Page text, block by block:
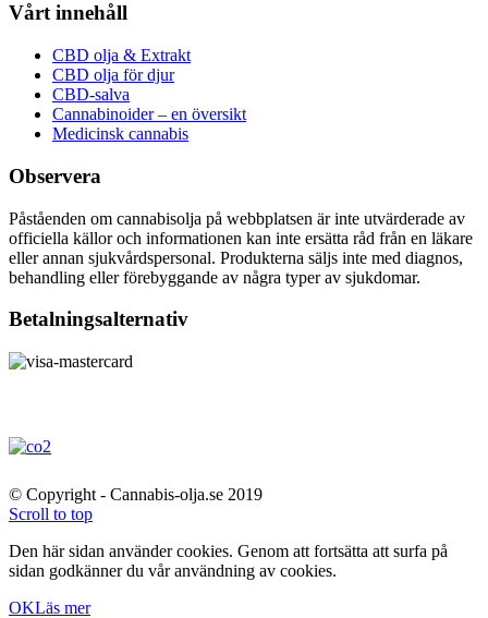
Vårt innehåll
CBD olja & Extrakt
CBD olja för djur
CBD-salva
Cannabinoider – en översikt
Medicinsk cannabis
Observera
Påståenden om cannabisolja på webbplatsen är inte utvärderade av
officiella källor och informationen kan inte ersätta råd från en läkare
eller annan sjukvårdspersonal. Produkterna säljs inte med diagnos,
behandling eller förebyggande av några typer av sjukdomar.
Betalningsalternativ
© Copyright - Cannabis-olja.se 2019
Scroll to top
Den här sidan använder cookies. Genom att fortsätta att surfa på
sidan godkänner du vår användning av cookies.
OKLäs mer